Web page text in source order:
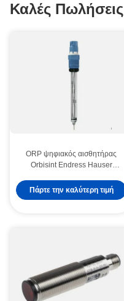
Καλές Πωλήσεις
ORP ψηφιακός αισθητήρας
Orbisint Endress Hauser
7PA21
Πάρτε την καλύτερη τιμή